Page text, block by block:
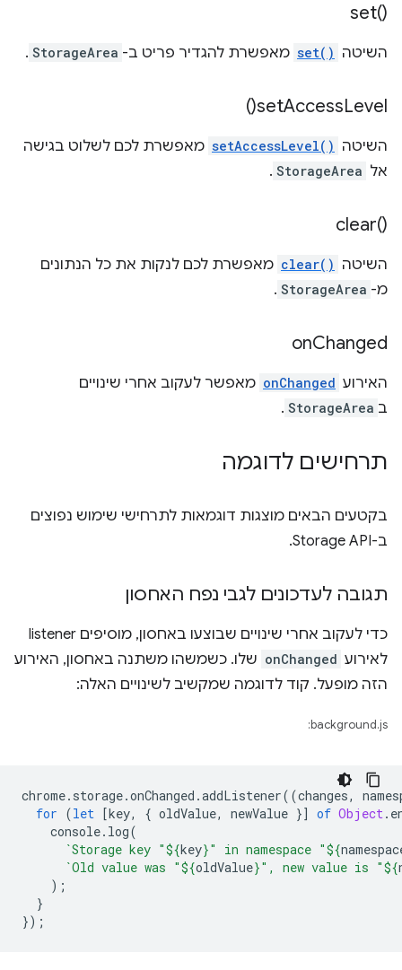
set()‎
השיטה set() מאפשרת להגדיר פריט ב- StorageArea
.
setAccessLevel(
)
השיטה setAccessLevel() מאפשרת לכם לשלוט בגישה
אל StorageArea
.
clear()‎
השיטה clear() מאפשרת לכם לנקות את כל הנתונים
מ- StorageArea
.
onChanged
האירוע onChanged מאפשר לעקוב אחרי שינויים
ב StorageArea
.
תרחישים לדוגמה
בקטעים הבאים מוצגות דוגמאות לתרחישי שימוש נפוצים
ב-Storage API.
תגובה לעדכונים לגבי נפח האחסון
כדי לעקוב אחרי שינויים שבוצעו באחסון, מוסיפים listener
לאירוע onChanged שלו. כשמשהו משתנה באחסון, האירוע
הזה מופעל. קוד לדוגמה שמקשיב לשינויים האלה:
background.js:
chrome. storage.onChanged .addListener((changes,
for (let [key, { oldValue, newValue }] of Object.
console. log(
`Storage key "${key}" in namespace "${
`Old value was "${oldValue}", new value is "${
);
}
});